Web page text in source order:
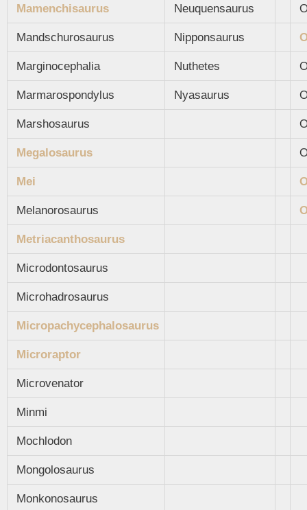
Mamenchisaurus Neuquensaurus
Mandschurosaurus Nipponsaurus
Marginocephalia Nuthetes
Marmarospondylus Nyasaurus
Marshosaurus
Megalosaurus
Mei
Melanorosaurus
Metriacanthosaurus
Microdontosaurus
Microhadrosaurus
Micropachycephalosaurus
Microraptor
Microvenator
Minmi
Mochlodon
Mongolosaurus
Monkonosaurus